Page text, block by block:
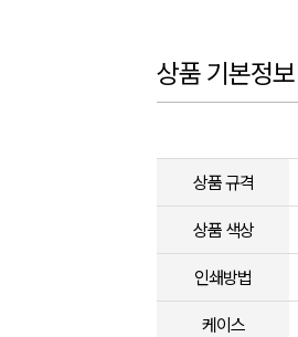
상품 기본정보
상품 규격
상품 색상
인쇄방법
케이스